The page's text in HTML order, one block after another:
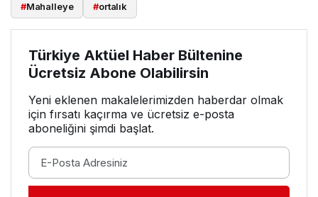
#Mahalleye #ortalık
Türkiye Aktüel Haber Bültenine
Ücretsiz Abone Olabilirsin
Yeni eklenen makalelerimizden haberdar olmak
için fırsatı kaçırma ve ücretsiz e-posta
aboneliğini şimdi başlat.